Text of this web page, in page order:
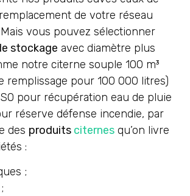
de votre réseau
Mais vous pouvez sélectionner
stockage avec diamètre plus
notre citerne souple 100 m³
remplissage pour 100 000 litres)
pour récupération eau de pluie
réserve défense incendie, par
des produits citernes qu’on livre
:
;